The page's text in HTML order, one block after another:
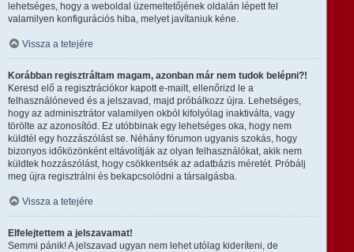
lehetséges, hogy a weboldal üzemeltetőjének oldalán lépett fel
valamilyen konfigurációs hiba, melyet javítaniuk kéne.
Vissza a tetejére
Korábban regisztráltam magam, azonban már nem tudok belépni?!
Keresd elő a regisztrációkor kapott e-mailt, ellenőrizd le a
felhasználóneved és a jelszavad, majd próbálkozz újra. Lehetséges,
hogy az adminisztrátor valamilyen okból kifolyólag inaktiválta, vagy
törölte az azonosítód. Ez utóbbinak egy lehetséges oka, hogy nem
küldtél egy hozzászólást se. Néhány fórumon ugyanis szokás, hogy
bizonyos időközönként eltávolítják az olyan felhasználókat, akik nem
küldtek hozzászólást, hogy csökkentsék az adatbázis méretét. Próbálj
meg újra regisztrálni és bekapcsolódni a társalgásba.
Vissza a tetejére
Elfelejtettem a jelszavamat!
Semmi pánik! A jelszavad ugyan nem lehet utólag kideríteni, de